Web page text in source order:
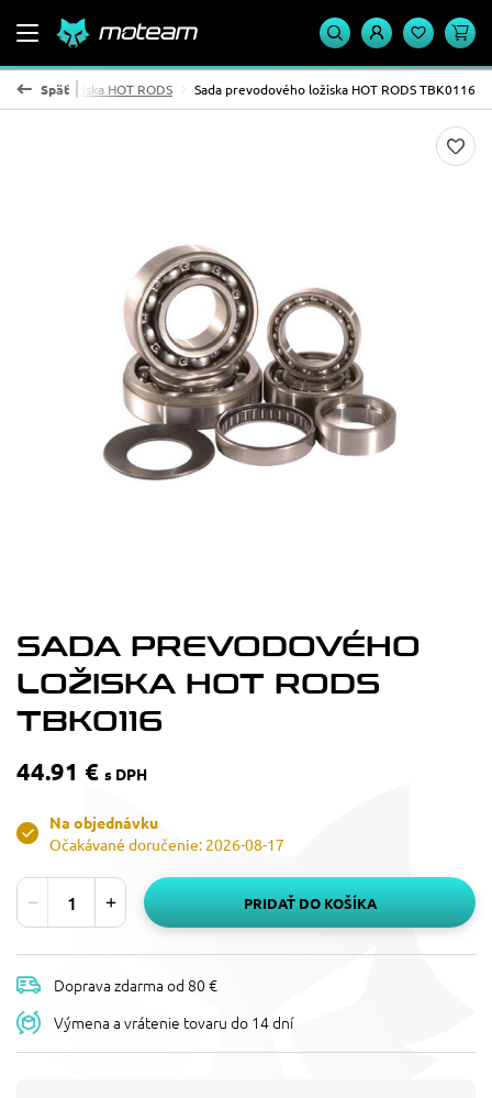
Späťložiska HOT RODS Sada prevodového ložiska HOT RODS TBK0116
SADA PREVODOVÉHO
LOŽISKA HOT RODS
TBK0116
44.91 € s DPH
Na objednávku
Očakávané doručenie: 2026-08-17
PRIDAŤ DO KOŠÍKA
Doprava zdarma od 80 €
Výmena a vrátenie tovaru do 14 dní